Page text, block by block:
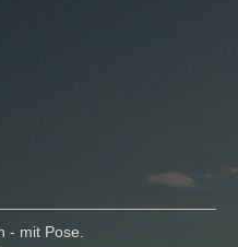
- mit Pose.